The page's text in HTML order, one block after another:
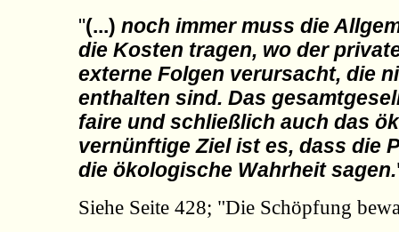
"(...) noch immer muss die
die Kosten tragen, wo der
externe Folgen verursacht, die
enthalten sind. Das
faire und schließlich auch das
vernünftige Ziel ist es, dass die
die ökologische Wahrheit sagen.
Siehe Seite 428; "Die Schöpfung